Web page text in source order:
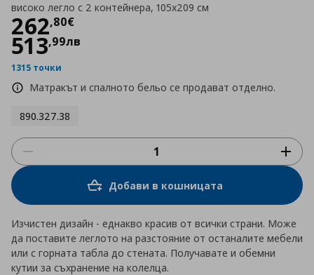
високо легло с 2 контейнера, 105x209 см
262,80€
Цена
513,99лв
1315 точки
Матракът и спалното бельо се продават отделно.
890.327.38
Добави в кошницата
Изчистен дизайн - еднакво красив от всички страни. Може
да поставите леглото на разстояние от останалите мебели
или с горната табла до стената. Получавате и обемни
кутии за съхранение на колелца.